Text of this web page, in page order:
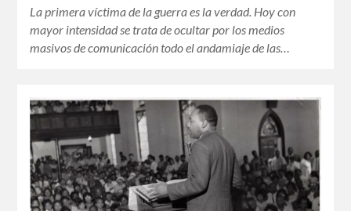
La primera víctima de la guerra es la verdad. Hoy con
mayor intensidad se trata de ocultar por los medios
masivos de comunicación todo el andamiaje de las…